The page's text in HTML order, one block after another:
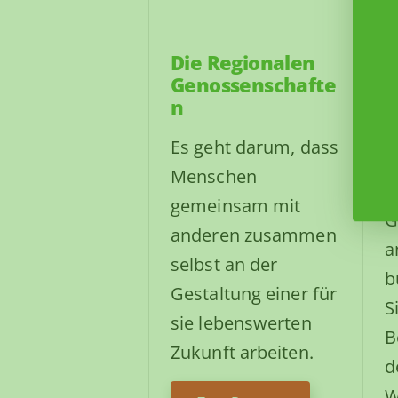
Die Regionalen
Genossenschafte
n
Es geht darum, dass
Menschen
gemeinsam mit
anderen zusammen
selbst an der
Gestaltung einer für
sie lebenswerten
Zukunft arbeiten.